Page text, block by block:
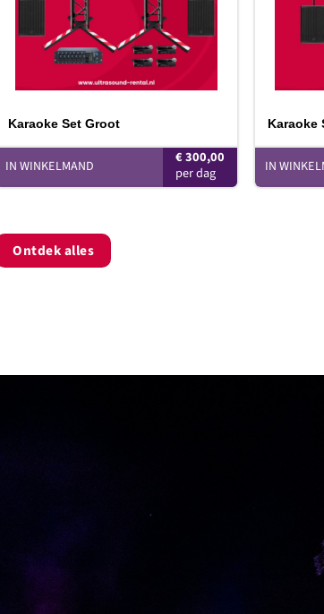
Karaoke Set Groot
€300,00
IN WINKELMAND
Karaoke
IN
Ontdek alles